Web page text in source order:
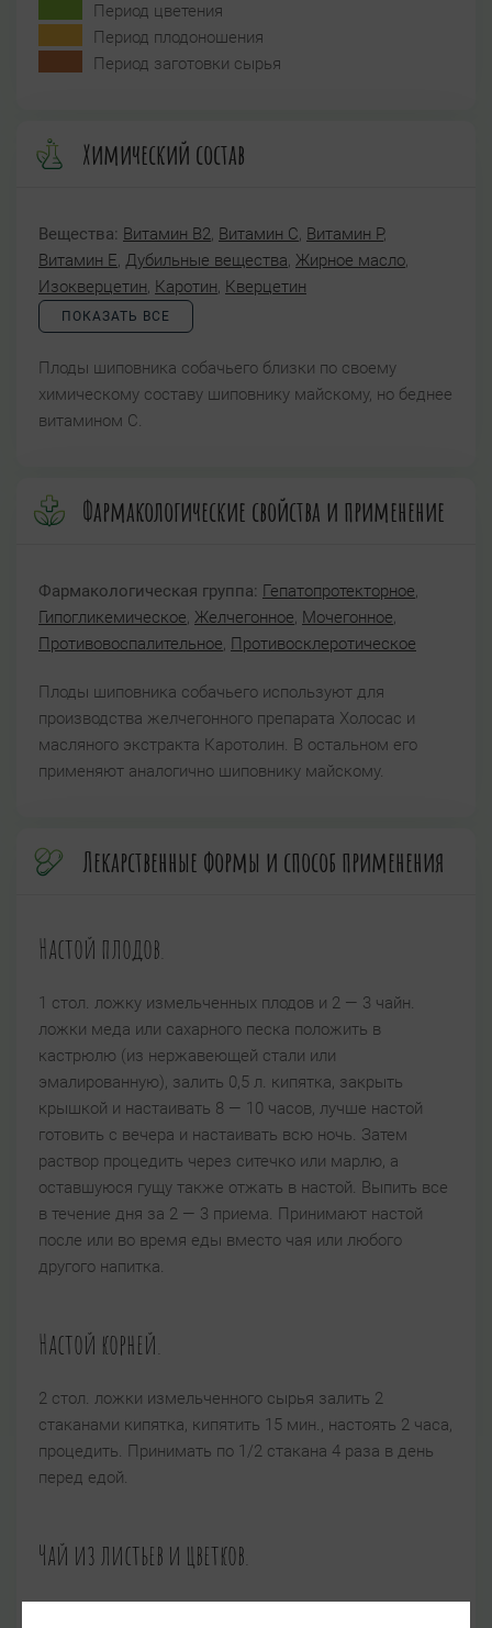
Период цветения
Период плодоношения
Период заготовки сырья
Химический состав
Вещества: Витамин B2, Витамин C, Витамин P,
Витамин Е, Дубильные вещества, Жирное масло,
Изокверцетин, Каротин, Кверцетин
ПОКАЗАТЬ ВСЕ
Плоды шиповника собачьего близки по своему
химическому составу шиповнику майскому, но беднее
витамином С.
Фармакологические свойства и применение
Фармакологическая группа: Гепатопротекторное,
Гипогликемическое, Желчегонное, Мочегонное,
Противовоспалительное, Противосклеротическое
Плоды шиповника собачьего используют для
производства желчегонного препарата Холосас и
масляного экстракта Каротолин. В остальном его
применяют аналогично шиповнику майскому.
Лекарственные формы и способ применения
Настой плодов.
1 стол. ложку измельченных плодов и 2 — 3 чайн.
ложки меда или сахарного песка положить в
кастрюлю (из нержавеющей стали или
эмалированную), залить 0,5 л. кипятка, закрыть
крышкой и настаивать 8 — 10 часов, лучше настой
готовить с вечера и настаивать всю ночь. Затем
раствор процедить через ситечко или марлю, а
оставшуюся гущу также отжать в настой. Выпить все
в течение дня за 2 — 3 приема. Принимают настой
после или во время еды вместо чая или любого
другого напитка.
Настой корней.
2 стол. ложки измельченного сырья залить 2
стаканами кипятка, кипятить 15 мин., настоять 2 часа,
процедить. Принимать по 1/2 стакана 4 раза в день
перед едой.
Чай из листьев и цветков.